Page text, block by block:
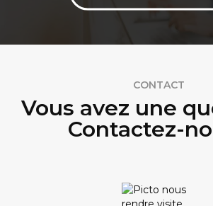
CONTACT
Vous avez une
Contactez-